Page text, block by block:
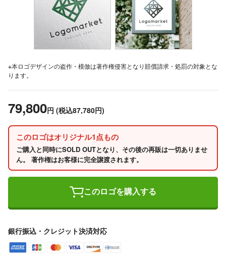
※本ロゴデザインの盗作・模倣は著作権侵害となり賠償請求・処罰の対象とな
ります。
79,800円 (税込87,780円)
このロゴはオリジナル1点もの
ご購入と同時にSOLD OUTとなり、その後の再販は一切ありませ
ん。 著作権はお客様に完全譲渡されます。
このロゴを購入する
銀行振込・クレジット決済対応